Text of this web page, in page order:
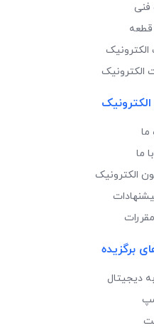
فنی
قطعه
الکترونیک
الکترونیک
ما
ما
الکترونیک
برگزیده
دیجیتال